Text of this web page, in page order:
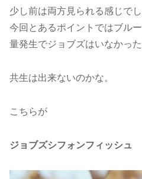
少し前は両方見られる感じで
今回とあるポイントではブル
量発生でジョブズはいなかった
共生は出来ないのかな。
こちらが
ジョブズシフォンフィッシュ